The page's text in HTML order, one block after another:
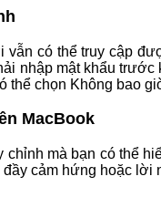
có thể truy cập
nhập mật khẩu
thể chọn Không bao
MacBook
mà bạn có thể
cảm hứng hoặc